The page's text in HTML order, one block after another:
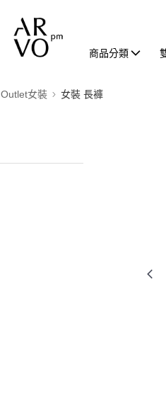
商品分類
Outlet女裝 女裝 長褲